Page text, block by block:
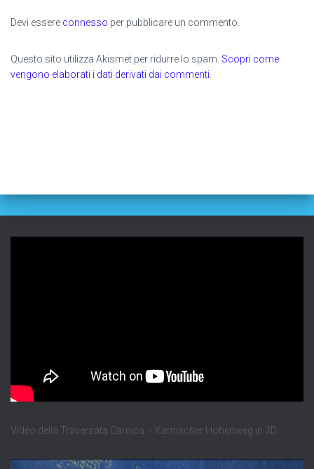
Devi essere connesso per pubblicare un commento.
Questo sito utilizza Akismet per ridurre lo spam. Scopri come
vengono elaborati i dati derivati dai commenti
Video della Traversata Carnica – Karnischer Hohenweg in 3D